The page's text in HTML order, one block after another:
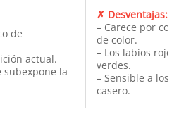
de
actual.
subexpone la
✗ Desventajas:
– Carece por
de color.
– Los labios
verdes.
– Sensible a los
casero.